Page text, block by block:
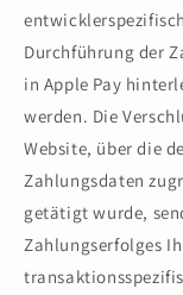
Durchführung der
in Apple Pay
werden. Die
Website, über die
Zahlungsdaten
getätigt wurde,
Zahlungserfolges